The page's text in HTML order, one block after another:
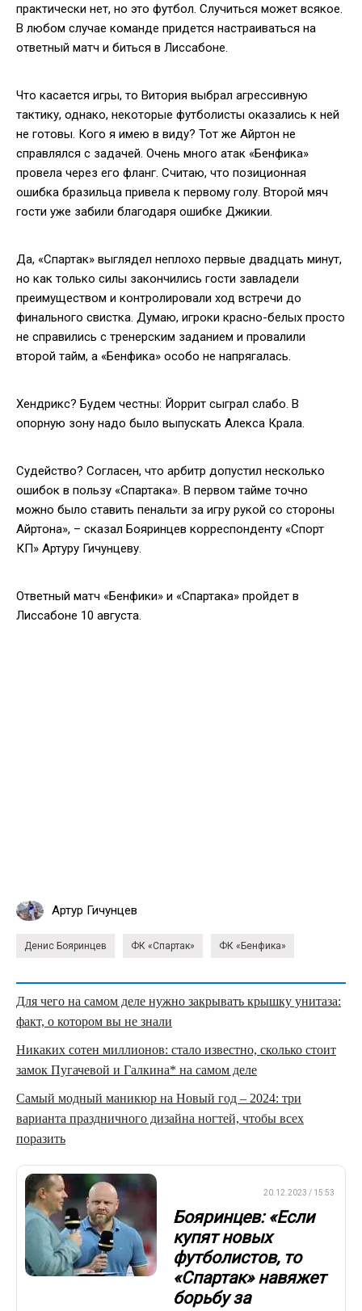
практически нет, но это футбол. Случиться может всякое.
В любом случае команде придется настраиваться на
ответный матч и биться в Лиссабоне.
Что касается игры, то Витория выбрал агрессивную
тактику, однако, некоторые футболисты оказались к ней
не готовы. Кого я имею в виду? Тот же Айртон не
справлялся с задачей. Очень много атак «Бенфика»
провела через его фланг. Считаю, что позиционная
ошибка бразильца привела к первому голу. Второй мяч
гости уже забили благодаря ошибке Джикии.
Да, «Спартак» выглядел неплохо первые двадцать минут,
но как только силы закончились гости завладели
преимуществом и контролировали ход встречи до
финального свистка. Думаю, игроки красно-белых просто
не справились с тренерским заданием и провалили
второй тайм, а «Бенфика» особо не напрягалась.
Хендрикс? Будем честны: Йоррит сыграл слабо. В
опорную зону надо было выпускать Алекса Крала.
Судейство? Согласен, что арбитр допустил несколько
ошибок в пользу «Спартака». В первом тайме точно
можно было ставить пенальти за игру рукой со стороны
Айртона», – сказал Бояринцев корреспонденту «Спорт
КП» Артуру Гичунцеву.
Ответный матч «Бенфики» и «Спартака» пройдет в
Лиссабоне 10 августа.
Артур Гичунцев
Денис Бояринцев ФК «Спартак» ФК «Бенфика»
Для чего на самом деле нужно закрывать крышку унитаза:
факт, о котором вы не знали
Никаких сотен миллионов: стало известно, сколько стоит
замок Пугачевой и Галкина* на самом деле
Самый модный маникюр на Новый год – 2024: три
варианта праздничного дизайна ногтей, чтобы всех
поразить
20.12.2023 / 15:53
Бояринцев: «Если
купят новых
футболистов, то
«Спартак» навяжет
борьбу за